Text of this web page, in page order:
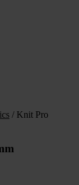
/ Knit Pro